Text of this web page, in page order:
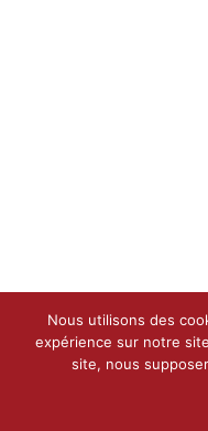
Droit d’auteur 2021 -
Nous utilisons des
expérience sur notre
site, nous